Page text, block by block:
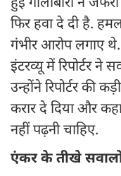
फिर हवा दे दी है.
गंभीर आरोप लगाए
इंटरव्यू में रिपोर्टर ने
उन्होंने रिपोर्टर
करार दे दिया और
नहीं पढ़नी चाहिए.
एंकर के तीखे